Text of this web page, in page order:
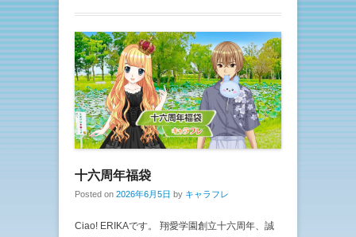
十六周年福袋
Posted on 2026年6月5日 by キャラフレ
Ciao! ERIKAです。 翔愛学園創立十六周年、誠